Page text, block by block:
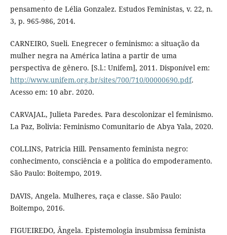
pensamento de Lélia Gonzalez. Estudos Feministas, v. 22, n.
3, p. 965-986, 2014.
CARNEIRO, Sueli. Enegrecer o feminismo: a situação da
mulher negra na América latina a partir de uma
perspectiva de gênero. [S.l.: Unifem], 2011. Disponível em:
http://www.unifem.org.br/sites/700/710/00000690.pdf.
Acesso em: 10 abr. 2020.
CARVAJAL, Julieta Paredes. Para descolonizar el feminismo.
La Paz, Bolivia: Feminismo Comunitario de Abya Yala, 2020.
COLLINS, Patricia Hill. Pensamento feminista negro:
conhecimento, consciência e a política do empoderamento.
São Paulo: Boitempo, 2019.
DAVIS, Angela. Mulheres, raça e classe. São Paulo:
Boitempo, 2016.
FIGUEIREDO, Ângela. Epistemologia insubmissa feminista